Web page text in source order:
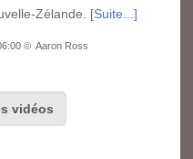
Zélande. [Suite...]
© Aaron Ross
vidéos